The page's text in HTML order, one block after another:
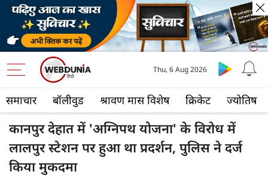
समाचार बॉलीवुड श्रावण मास विशेष क्रिकेट ज्योतिष
Thu, 6 Aug 2026
कानपुर देहात में 'अग्निपथ योजना' के विरोध में
लालपुर स्टेशन पर हुआ था प्रदर्शन, पुलिस ने दर्ज
किया मुकदमा